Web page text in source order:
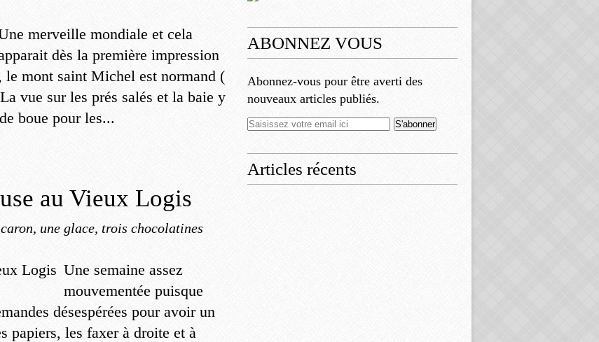
merveille mondiale et cela
dès la première impression
mont saint Michel est normand (
vue sur les prés salés et la baie y
boue pour les...
au Vieux Logis
une glace, trois chocolatines
Une semaine assez
mouvementée puisque
désespérées pour avoir un
papiers, les faxer à droite et à
ABONNEZ VOUS
Abonnez-vous pour être averti des
nouveaux articles publiés.
Articles récents